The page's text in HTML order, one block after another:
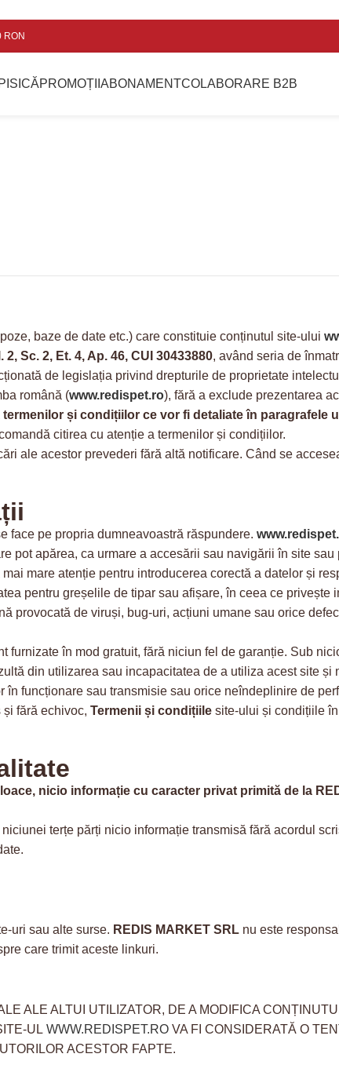
RON
PISICĂPROMOȚII ABONAMENTCOLABORARE B2B
baze de date etc.) care constituie conținutul site-ului
Sc. 2, Et. 4, Ap. 46, CUI 30433880, având seria de
de legislația privind drepturile de proprietate
română (www.redispet.ro), fără a exclude prezentarea
și condițiilor ce vor fi detaliate în paragrafele
citirea cu atenție a termenilor și condițiilor.
ale acestor prevederi fără altă notificare. Când se
face pe propria dumneavoastră răspundere.
pot apărea, ca urmare a accesării sau navigării în site
mare atenție pentru introducerea corectă a datelor și
pentru greșelile de tipar sau afișare, în ceea ce privește
provocată de viruși, bug-uri, acțiuni umane sau orice
furnizate în mod gratuit, fără niciun fel de garanție. Sub
din utilizarea sau incapacitatea de a utiliza acest site
funcționare sau transmisie sau orice neîndeplinire de
fără echivoc, Termenii și condițiile site-ului și condițiile
nicio informație cu caracter privat primită de la
terțe părți nicio informație transmisă fără acordul
uri sau alte surse. REDIS MARKET SRL nu este
care trimit aceste linkuri.
ALE ALTUI UTILIZATOR, DE A MODIFICA
UL WWW.REDISPET.RO VA FI CONSIDERATĂ O
ACESTOR FAPTE.